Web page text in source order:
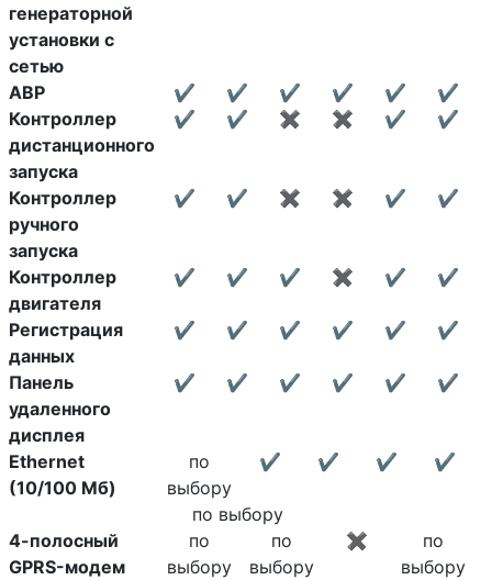
генераторной
установки с
сетью
АВР ✔ ✔ ✔ ✔ ✔
✔
Контроллер
дистанционного
запуска
✔ ✔ ✖ ✖ ✔ ✔
Контроллер
ручного
запуска
✔ ✔ ✖ ✖ ✔ ✔
Контроллер
двигателя
✔ ✔ ✔ ✖ ✔ ✔
Регистрация
данных
✔ ✔ ✔ ✔ ✔ ✔
Панель
удаленного
дисплея
✔ ✔ ✔ ✔ ✔ ✔
Ethernet
(10/100 Мб)
по
выбору
✔ ✔ ✔ ✔
по выбору
4-полосный
GPRS-модем
по
выбору
по
выбору
✖
по
выбору